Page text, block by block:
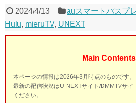
2024/4/13 auスマートパスプ
Hulu, mieruTV, UNEXT
Main Contents
本ページの情報は2026年3月時点のものです。
最新の配信状況はU-NEXTサイト/DMMTVサ
ください。